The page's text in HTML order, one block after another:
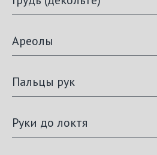
Ареолы
Пальцы рук
Руки до локтя